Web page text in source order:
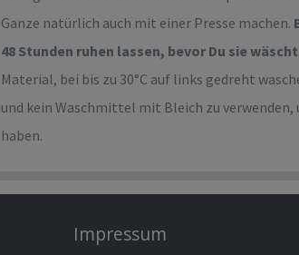
Ganze natürlich auch mit einer Presse machen.
48 Stunden ruhen lassen, bevor Du sie wäscht
Material, bei bis zu 30°C auf links gedreht
und kein Waschmittel mit Bleich zu
haben.
Impressum